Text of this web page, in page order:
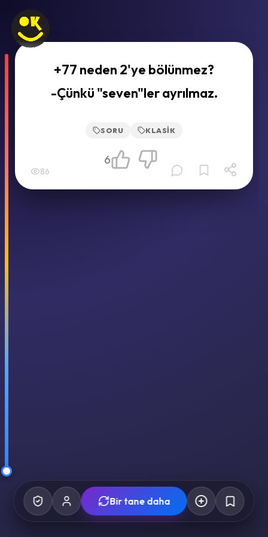
+77 neden 2'ye bölünmez?
-Çünkü "seven"ler ayrılmaz.
SORU KLASIK
86
6
Bir tane daha